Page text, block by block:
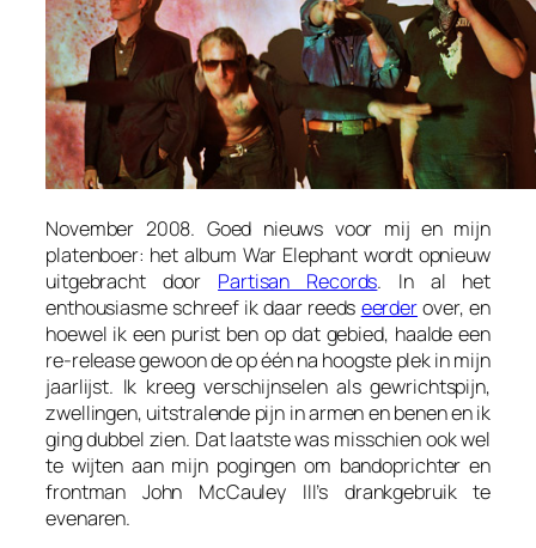
November 2008. Goed nieuws voor mij en mijn
platenboer: het album War Elephant wordt opnieuw
uitgebracht door Partisan Records. In al het
enthousiasme schreef ik daar reeds eerderover, en
hoewel ik een purist ben op dat gebied, haalde een
re-release gewoon de op één na hoogste plek in mijn
jaarlijst. Ik kreeg verschijnselen als gewrichtspijn,
zwellingen, uitstralende pijn in armen en benen en ik
ging dubbel zien. Dat laatste was misschien ook wel
te wijten aan mijn pogingen om bandoprichter en
frontman John McCauley III’s drankgebruik te
evenaren.